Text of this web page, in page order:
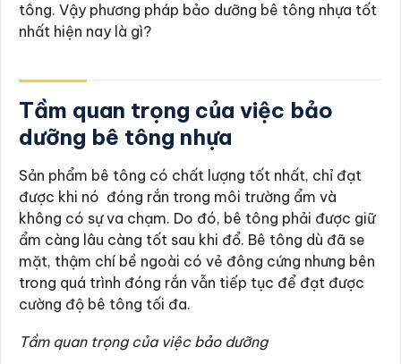
tông. Vậy phương pháp bảo dưỡng bê tông nhựa tốt
nhất hiện nay là gì?
Tầm quan trọng của việc bảo
dưỡng bê tông nhựa
Sản phẩm bê tông có chất lượng tốt nhất, chỉ đạt
được khi nó đóng rắn trong môi trường ẩm và
không có sự va chạm. Do đó, bê tông phải được giữ
ẩm càng lâu càng tốt sau khi đổ. Bê tông dù đã se
mặt, thậm chí bề ngoài có vẻ đông cứng nhưng bên
trong quá trình đóng rắn vẫn tiếp tục để đạt được
cường độ bê tông tối đa.
Tầm quan trọng của việc bảo dưỡng